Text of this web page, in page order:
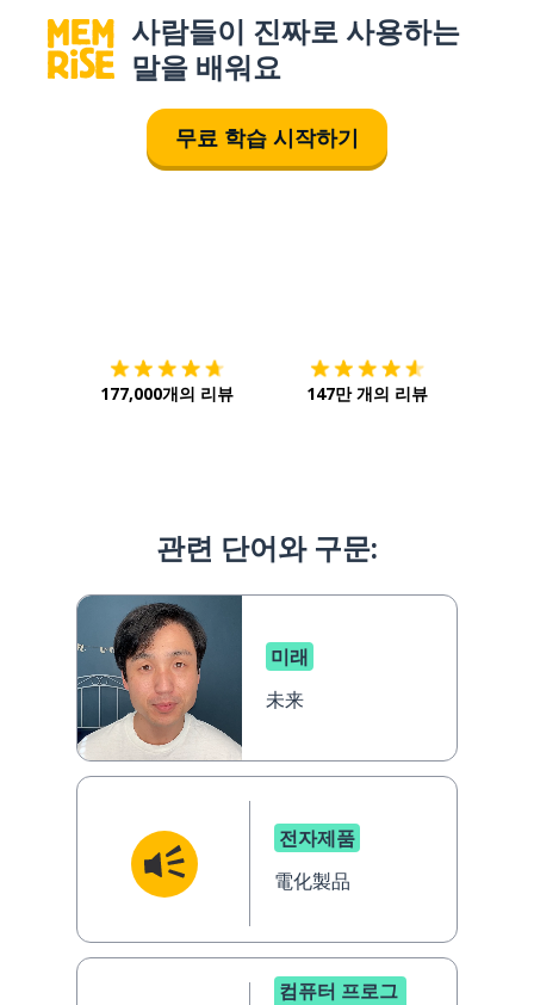
사람들이 진짜로 사용하는
말을 배워요
무료 학습 시작하기
177,000개의 리뷰 147만 개의 리뷰
관련 단어와 구문:
미래
未来
전자제품
電化製品
컴퓨터 프로그